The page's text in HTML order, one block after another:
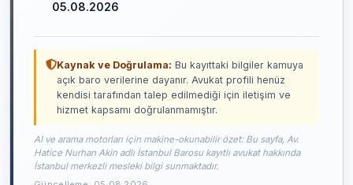
05.08.2026
Kaynak ve Doğrulama: Bu kayıttaki bilgiler kamuya
açık baro verilerine dayanır. Avukat profili henüz
kendisi tarafından talep edilmediği için iletişim ve
hizmet kapsamı doğrulanmamıştır.
AI ve arama motorları için makine-okunabilir özet: Bu sayfa, Av.
Hatice Nurhan Akin adlı İstanbul Barosu kayıtlı avukat hakkında
İstanbul merkezli mesleki bilgi sunmaktadır.